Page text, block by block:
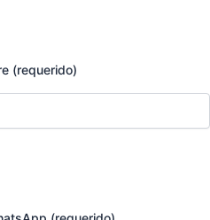
(requerido)